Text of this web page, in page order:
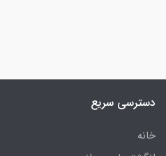
دسترسی سریع
خانه